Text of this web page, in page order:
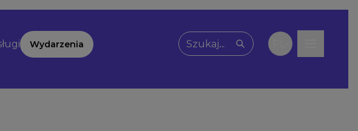
Wydarzenia
Wpisz, czego szukasz